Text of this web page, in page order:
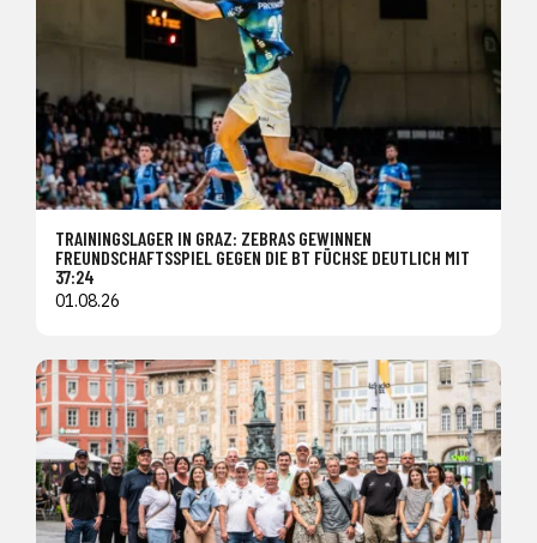
TRAININGSLAGER IN GRAZ: ZEBRAS GEWINNEN
FREUNDSCHAFTSSPIEL GEGEN DIE BT FÜCHSE DEUTLICH MIT
37:24
01.08.26